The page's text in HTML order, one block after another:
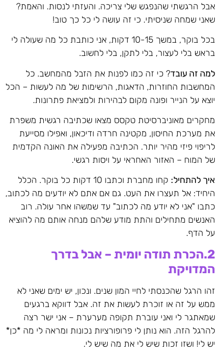
אבל הרגשתי שהנפגש שלי צריכה. והעזתי לנסות. והאמת?
שאני שמחה שניסיתי. כי זה עושה לי כל כך טוב!
בכל בוקר, במשך 10-15 דקות, אני כותבת כל מה שעולה לי
בראש בלי לעצור, בלי לתקן, בלי לחשוב.
למה זה עובד? כי זה כמו לפנות את הזבל מהמחשב. כל
המחשבות החוזרות, הדאגות, הרשימות של מה לעשות – הכל
יוצא על הנייר ופונה מקום לבהירות ולמציאת פתרונות.
מחקרים מאוניברסיטת טקסס מצאו שכתיבה רגשית משפרת
את מערכת החיסון, מקטינה חרדה ודיכאון, ואפילו מסייעת
לריפוי פיזי מהיר יותר. הכתיבה מפעילה את האונה הקדמית
של המוח – האזור האחראי על ויסות רגשי.
איך להתחיל:
קחו מחברת וכתבו 10 דקות כל בוקר. הכלל
היחיד: אל תעצרו את העט. גם אם אתם לא יודעים מה לכתוב,
כתבו "אני לא יודע מה לכתוב" עד שמשהו אחר עולה. רוב
האנשים מתחילים והתת מודע שלהם מנחה אותם מה להוציא
על הדף.
2.הכרת תודה יומית – אבל בדרך
המדויקת
זהו הרגל שהכנסתי לחיי המון שנים. ונכון, יש ימים שאני לא
ממש על זה או זוכרת לעשות את זה. אבל דווקא ברגעים
שמאתגר לי ואני עוברת תקופה מערערת – אני ישר רצה
להרגל הזה. הוא נותן לי פרופורציות נכונות ומראה לי מה *כן*
יש לי! ושזו זכות שיש לי את מה שיש לי.